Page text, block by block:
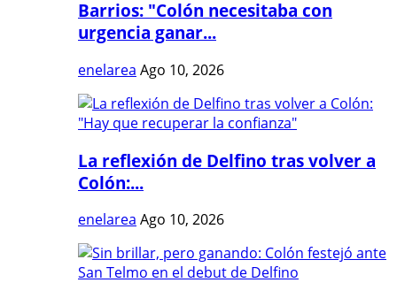
Barrios: "Colón necesitaba con
urgencia ganar...
enelarea Ago 10, 2026
La reflexión de Delfino tras volver a
Colón:...
enelarea Ago 10, 2026